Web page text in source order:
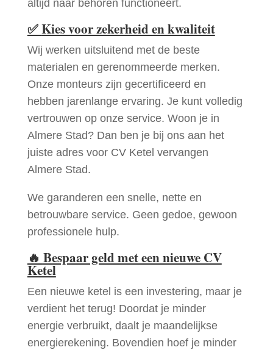
altijd naar behoren functioneert.
✅Kies voor zekerheid en kwaliteit
Wij werken uitsluitend met de beste
materialen en gerenommeerde merken.
Onze monteurs zijn gecertificeerd en
hebben jarenlange ervaring. Je kunt volledig
vertrouwen op onze service. Woon je in
Almere Stad? Dan ben je bij ons aan het
juiste adres voor CV Ketel vervangen
Almere Stad.
We garanderen een snelle, nette en
betrouwbare service. Geen gedoe, gewoon
professionele hulp.
🔥 Bespaar geld met een nieuwe CV
Ketel
Een nieuwe ketel is een investering, maar je
verdient het terug! Doordat je minder
energie verbruikt, daalt je maandelijkse
energierekening. Bovendien hoef je minder